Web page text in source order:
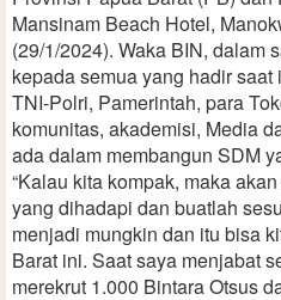
Mansinam Beach Hotel,
(29/1/2024). Waka BIN, dalam
kepada semua yang hadir
TNI-Polri, Pamerintah, para
komunitas, akademisi, Media
ada dalam membangun SDM
“Kalau kita kompak, maka
yang dihadapi dan buatlah
menjadi mungkin dan itu bisa
Barat ini. Saat saya menjabat
merekrut 1.000 Bintara Otsus